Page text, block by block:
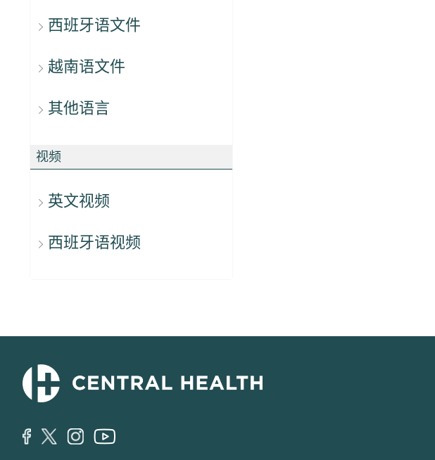
西班牙语文件
越南语文件
其他语言
视频
英文视频
西班牙语视频